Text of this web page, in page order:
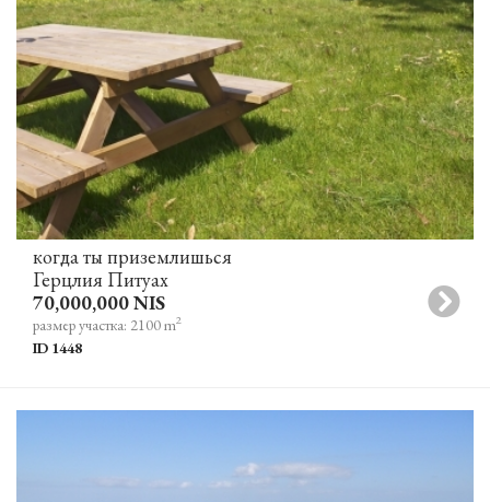
когда ты приземлишься
Герцлия Питуах
70,000,000 NIS
размер участка: 2100 m2
ID 1448